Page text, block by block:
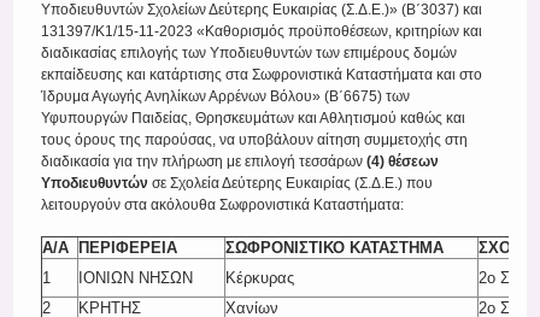
Υποδιευθυντών Σχολείων Δεύτερης Ευκαιρίας (Σ.Δ.Ε.)» (Β΄3037) και
131397/Κ1/15-11-2023 «Καθορισμός προϋποθέσεων, κριτηρίων και
διαδικασίας επιλογής των Υποδιευθυντών των επιμέρους δομών
εκπαίδευσης και κατάρτισης στα Σωφρονιστικά Καταστήματα και στο
Ίδρυμα Αγωγής Ανηλίκων Αρρένων Βόλου» (Β΄6675) των
Υφυπουργών Παιδείας, Θρησκευμάτων και Αθλητισμού καθώς και
τους όρους της παρούσας, να υποβάλουν αίτηση συμμετοχής στη
διαδικασία για την πλήρωση με επιλογή τεσσάρων(4) θέσεων
Υποδιευθυντώνσε Σχολεία Δεύτερης Ευκαιρίας (Σ.Δ.Ε.) που
λειτουργούν στα ακόλουθα Σωφρονιστικά Καταστήματα:
Α/Α ΠΕΡΙΦΕΡΕΙΑ ΣΩΦΡΟΝΙΣΤΙΚΟ ΚΑΤΑΣΤΗΜΑ
1
ΙΟΝΙΩΝ ΝΗΣΩΝ Κέρκυρας
2ο
2
ΚΡΗΤΗΣ Χανίων 2ο